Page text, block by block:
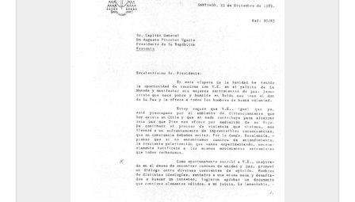
RVA - Rafael Valdivieso Ariztía
AMP - Alfonso Marquéz de la Plata Yrarrázaval
FMA - Fernando Matthei Aubel